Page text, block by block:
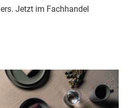
Jetzt im Fachhandel